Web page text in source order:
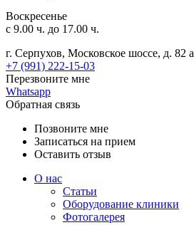
Воскресенье
с 9.00 ч. до 17.00 ч.
г. Серпухов, Московское шоссе, д. 82 а
+7 (991) 222-15-03
Перезвоните мне
Whatsapp
Обратная связь
Позвоните мне
Записаться на прием
Оставить отзыв
О нас
Статьи
Оборудование клиники
Фотогалерея